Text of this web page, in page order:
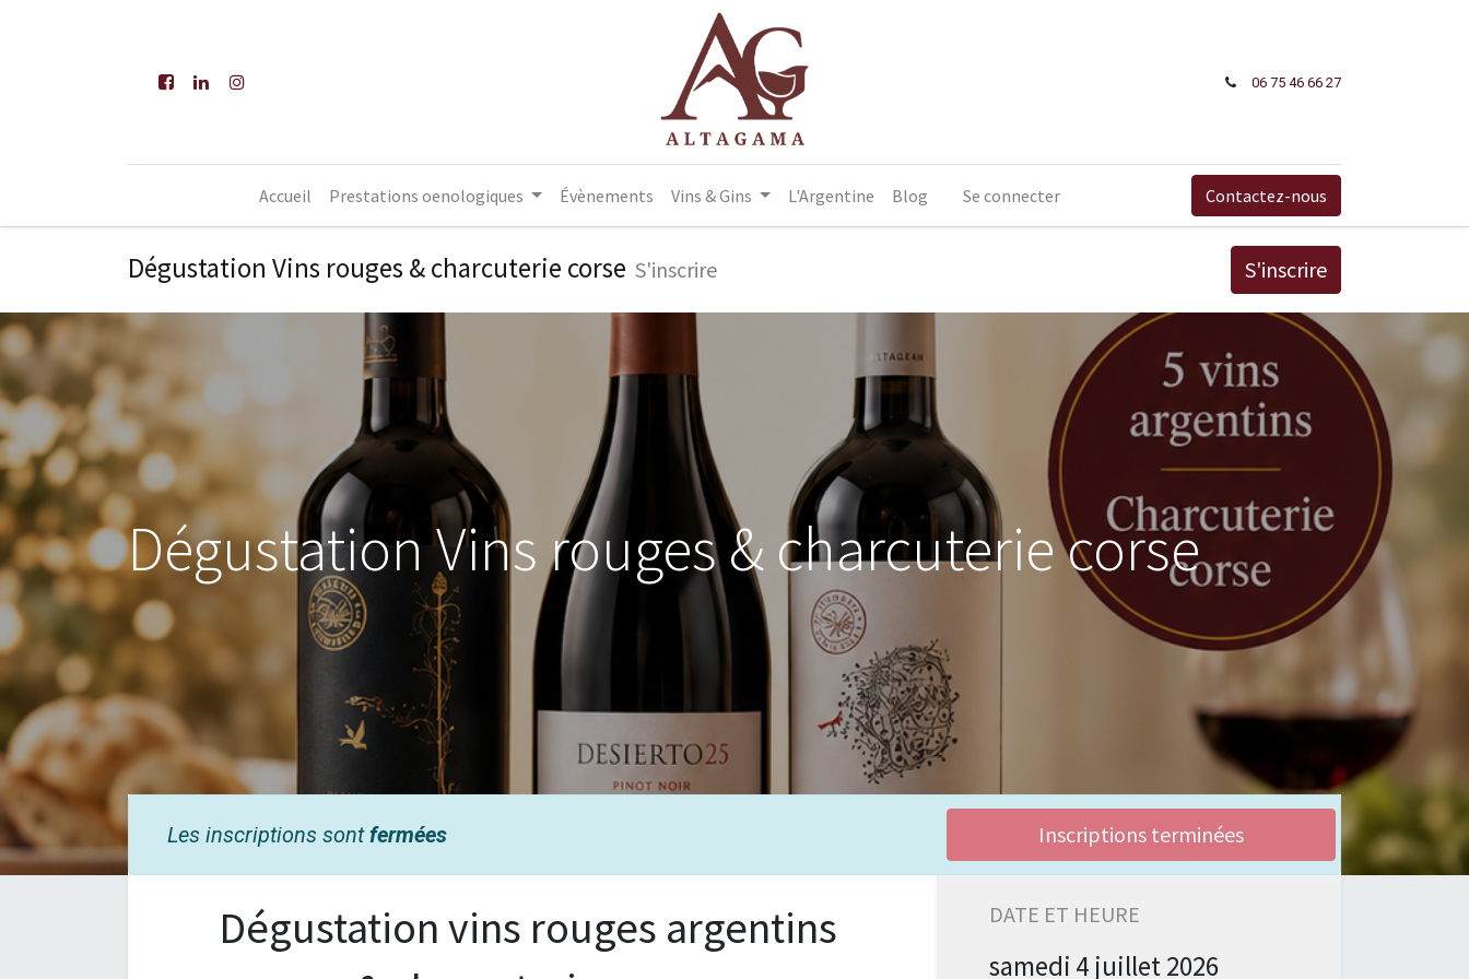
06 75 46 66​ 27
Accueil Prestations oenologiques Évènements Vins & Gins L'Argentine Blog Se connecter Contactez-nous
Dégustation Vins rouges & charcuterie corse S'inscrire S'inscrire
Dégustation Vins rouges & charcuterie corse
Les inscriptions sontfermées Inscriptions terminées
Dégustation vins rouges argentins
DATE ET HEURE
samedi 4 juillet 2026